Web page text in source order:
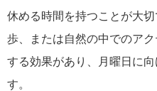
休める時間を持つことが大
歩、または自然の中でのア
する効果があり、月曜日に
す。